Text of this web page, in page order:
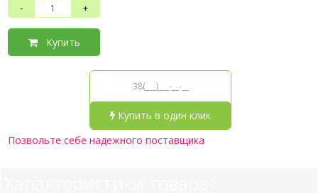
- +
Купить
Купить в один клик
Позвольте себе надежного поставщика